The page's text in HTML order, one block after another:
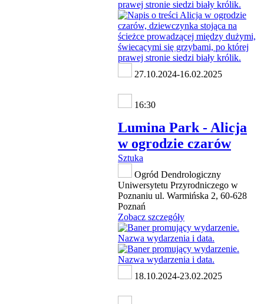
27.10.2024-16.02.2025
16:30
Lumina Park - Alicja
w ogrodzie czarów
Sztuka
Ogród Dendrologiczny
Uniwersytetu Przyrodniczego w
Poznaniu ul. Warmińska 2, 60-628
Poznań
Zobacz szczegóły
18.10.2024-23.02.2025